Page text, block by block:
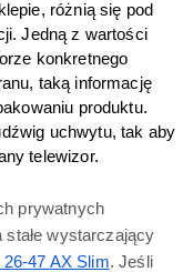
różnią się pod
Jedną z wartości
konkretnego
taką informację
produktu.
uchwytu, tak aby
telewizor.
prywatnych
wystarczający
47 AX Slim. Jeśli